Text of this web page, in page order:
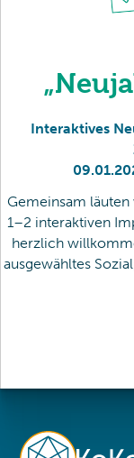
Interaktives
09.01.
Gemeinsam
1–2 interaktiven
herzlich
ausgewähltes